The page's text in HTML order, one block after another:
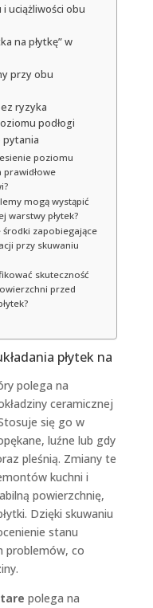
uciążliwości obu
na płytkę” w
przy obu
ryzyka
podłogi
pytania
poziomu
prawidłowe
mogą wystąpić
warstwy płytek?
środki zapobiegające
przy skuwaniu
skuteczność
przed
płytek na
polega na
ceramicznej
się go w
luźne lub gdy
pleśnią. Zmiany te
kuchni i
powierzchnię,
Dzięki skuwaniu
stanu
problemów, co
polega na